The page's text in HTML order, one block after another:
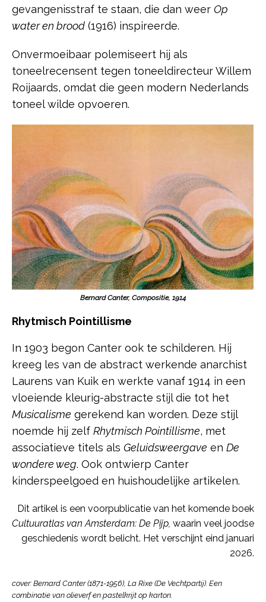
gevangenisstraf te staan, die dan weer Op
water en brood (1916) inspireerde.
Onvermoeibaar polemiseert hij als
toneelrecensent tegen toneeldirecteur Willem
Roijaards, omdat die geen modern Nederlands
toneel wilde opvoeren.
Bernard Canter, Compositie, 1914
Rhytmisch Pointillisme
In 1903 begon Canter ook te schilderen. Hij
kreeg les van de abstract werkende anarchist
Laurens van Kuik en werkte vanaf 1914 in een
vloeiende kleurig-abstracte stijl die tot het
Musicalisme gerekend kan worden. Deze stijl
noemde hij zelf Rhytmisch Pointillisme, met
associatieve titels als Geluidsweergave en De
wondere weg. Ook ontwierp Canter
kinderspeelgoed en huishoudelijke artikelen.
Dit artikel is een voorpublicatie van het komende boek
Cultuuratlas van Amsterdam: De Pijp, waarin veel joodse
geschiedenis wordt belicht. Het verschijnt eind januari
2026.
cover: Bernard Canter (1871-1956), La Rixe (De Vechtpartij). Een
combinatie van olieverf en pastelkrijt op karton.